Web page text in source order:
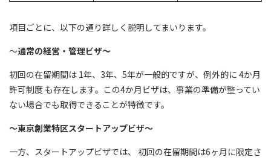
項目ごとに、以下の通り詳しく説明してまいります。
～通常の経営・管理ビザ～
初回の在留期間は 1年、3年、5年が一般的ですが、例外的に 4か月
許可制度 も存在します。この4か月ビザは、事業の準備が整ってい
ない場合でも取得できることが特徴です。
～東京創業特区スタートアップビザ～
一方、スタートアップビザでは、 初回の在留期間は6ヶ月に限定さ